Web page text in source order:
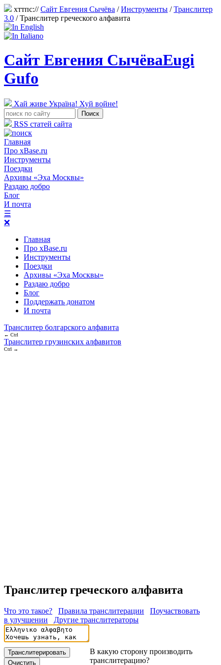
хттпс://Сайт Евгения Сычёва /Инструменты /Транслитер
3.0 /Транслитер греческого алфавита
Сайт Евгения СычёваEugi
Gufo
Хай живе Україна! Хуй войне!
RSS статей сайта
Главная
Про xBase.ru
Инструменты
Поездки
Архивы «Эха Москвы»
Раздаю добро
Блог
И почта
☰
❌
Главная
Про xBase.ru
Инструменты
Поездки
Архивы «Эха Москвы»
Раздаю добро
Блог
Поддержать донатом
И почта
Транслитер болгарского алфавита
← Ctrl
Транслитер грузинских алфавитов
Ctrl →
Транслитер греческого алфавита
Что это такое? Правила транслитерации
Поучаствовать
в улучшении
Другие транслитераторы
В какую сторону производить
транслитерацию?